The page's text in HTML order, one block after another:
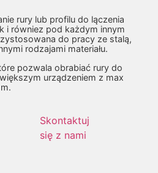
rury lub profilu do lączenia
i równiez pod każdym innym
do pracy ze stalą,
rodzajami materiału.
pozwala obrabiać rury do
urządzeniem z max
Skontaktuj
się z nami